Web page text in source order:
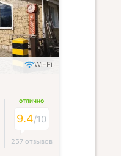
Wi-Fi
ОТЛИЧНО
9.4/10
257 отзывов